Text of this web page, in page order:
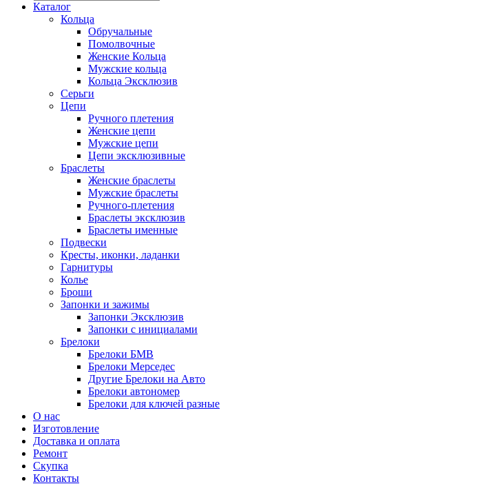
Каталог
Кольца
Обручальные
Помолвочные
Женские Кольца
Мужские кольца
Кольца Эксклюзив
Серьги
Цепи
Ручного плетения
Женские цепи
Мужские цепи
Цепи эксклюзивные
Браслеты
Женские браслеты
Мужские браслеты
Ручного-плетения
Браслеты эксклюзив
Браслеты именные
Подвески
Кресты, иконки, ладанки
Гарнитуры
Колье
Броши
Запонки и зажимы
Запонки Эксклюзив
Запонки с инициалами
Брелоки
Брелоки БМВ
Брелоки Мерседес
Другие Брелоки на Авто
Брелоки автономер
Брелоки для ключей разные
О нас
Изготовление
Доставка и оплата
Ремонт
Скупка
Контакты